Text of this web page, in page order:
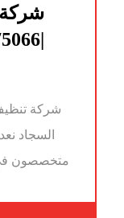
|0544675066| غسيل السجاد
السجاد
متخصصون في